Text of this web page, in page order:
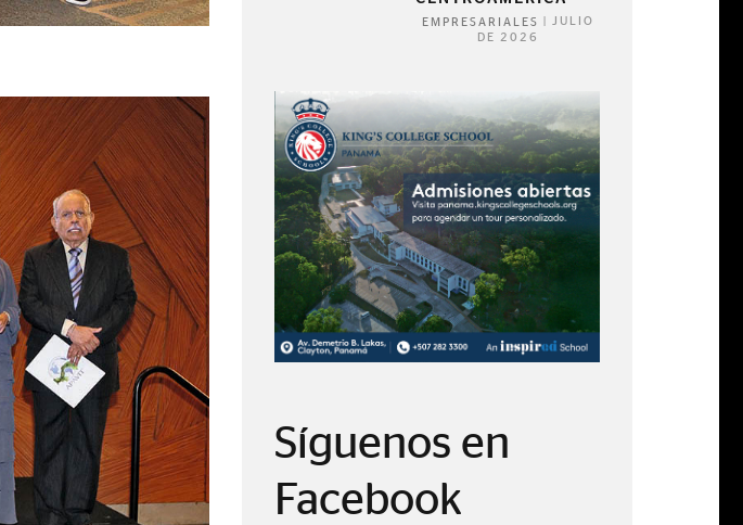
EMPRESARIALES
JULIO
DE 2026
Síguenos en
Facebook